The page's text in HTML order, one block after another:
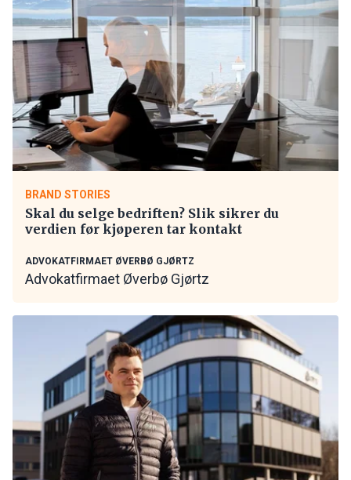
BRAND STORIES
Skal du selge bedriften? Slik sikrer du
verdien før kjøperen tar kontakt
ADVOKATFIRMAET ØVERBØ GJØRTZ
Advokatfirmaet Øverbø Gjørtz